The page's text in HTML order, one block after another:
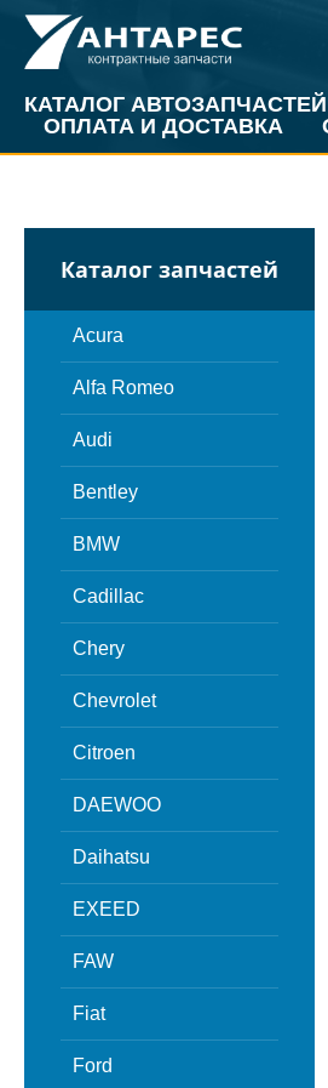
КАТАЛОГ АВТОЗАПЧАСТЕЙ
ОПЛАТА И ДОСТАВКА
Каталог запчастей
Acura
Alfa Romeo
Audi
Bentley
BMW
Cadillac
Chery
Chevrolet
Citroen
DAEWOO
Daihatsu
EXEED
FAW
Fiat
Ford